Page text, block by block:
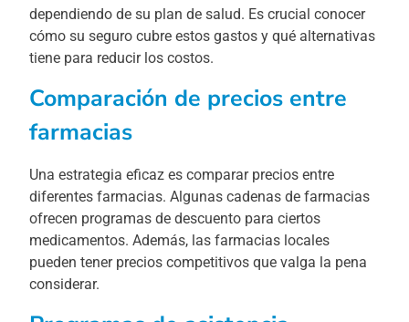
dependiendo de su plan de salud. Es crucial conocer
cómo su seguro cubre estos gastos y qué alternativas
tiene para reducir los costos.
Comparación de precios entre
farmacias
Una estrategia eficaz es comparar precios entre
diferentes farmacias. Algunas cadenas de farmacias
ofrecen programas de descuento para ciertos
medicamentos. Además, las farmacias locales
pueden tener precios competitivos que valga la pena
considerar.